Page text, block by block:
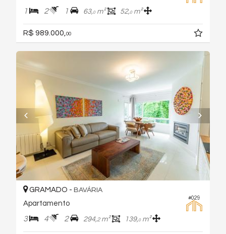
1 2 1 63,0m² 52,0m²
R$ 989.000, 00
#029
GRAMADO - BAVÁRIA
Apartamento
3 4 2 294,2m² 139,0m²